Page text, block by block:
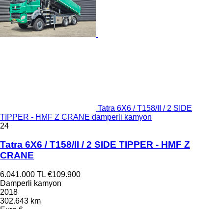
Tatra 6X6 / T158/II / 2 SIDE
TIPPER - HMF Z CRANE damperli kamyon
24
Tatra 6X6 / T158/II / 2 SIDE TIPPER - HMF Z
CRANE
6.041.000 TL €109.900
Damperli kamyon
2018
302.643 km